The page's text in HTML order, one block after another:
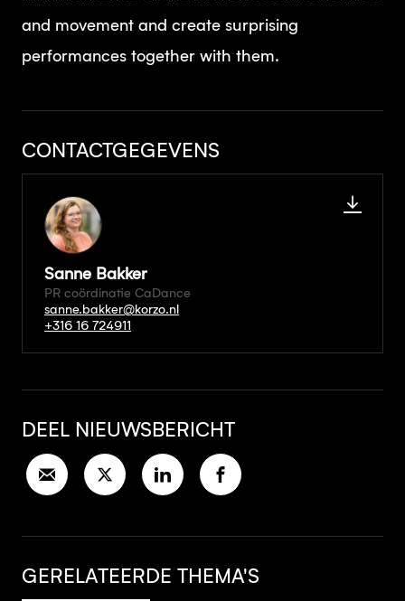
and movement and create surprising
performances together with them.
CONTACTGEGEVENS
Sanne Bakker
PR coördinatie CaDance
sanne.bakker@korzo.nl
+316 16 724911
DEEL NIEUWSBERICHT
GERELATEERDE THEMA'S